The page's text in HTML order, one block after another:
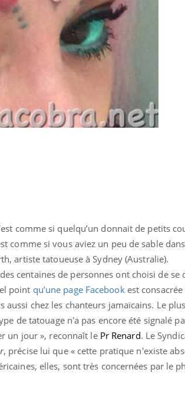
comme si quelqu’un donnait de petits
comme si vous aviez un peu de sable
artiste tatoueuse à Sydney (Australie).
centaines de personnes ont choisi de se
point qu’une page Facebookest consacrée
chez les chanteurs jamaïcains. Le
de tatouage n'a pas encore été signalé
un jour », reconnaît le Pr Renard. Le
, précise lui que « cette pratique n'existe
elles, sont très concernées par le